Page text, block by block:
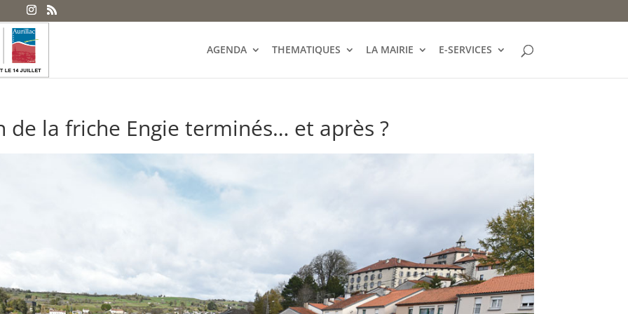
AGENDA THEMATIQUES LA MAIRIE E-SERVICES
la friche Engie terminés… et après ?